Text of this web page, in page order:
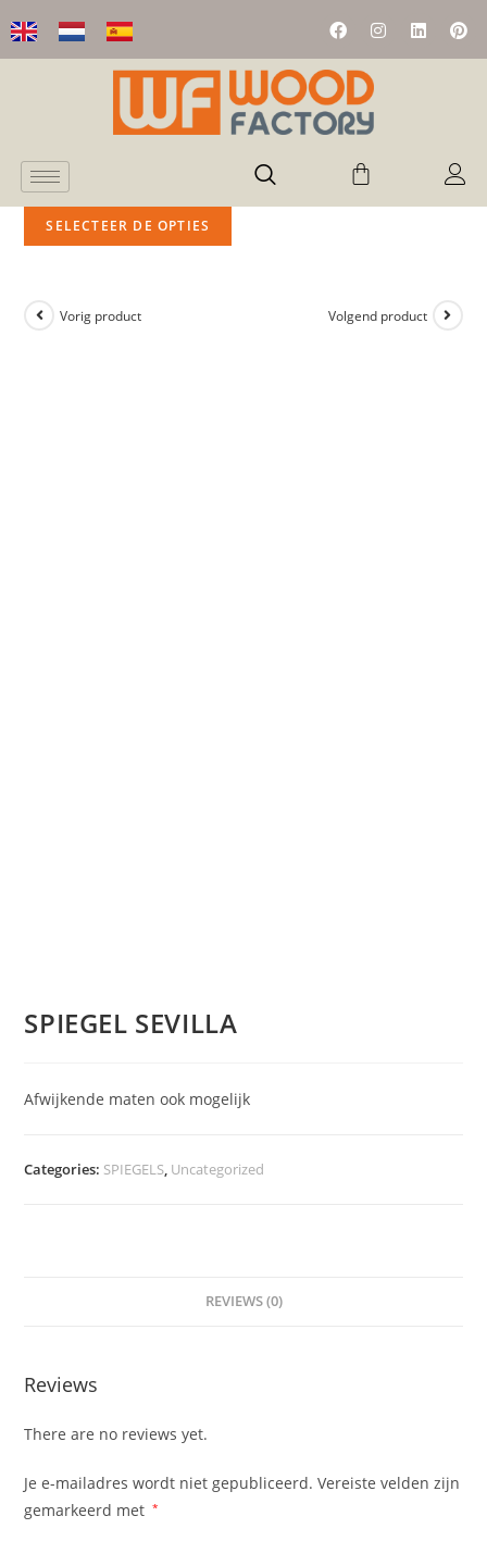
SELECTEER DE OPTIES
Vorig product Volgend product
SPIEGEL SEVILLA
Afwijkende maten ook mogelijk
Categories: SPIEGELS, Uncategorized
REVIEWS (0)
Reviews
There are no reviews yet.
Je e-mailadres wordt niet gepubliceerd. Vereiste velden zijn
gemarkeerd met *